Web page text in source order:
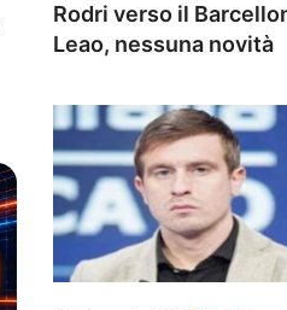
Rodri verso il
Leao, nessuna novità